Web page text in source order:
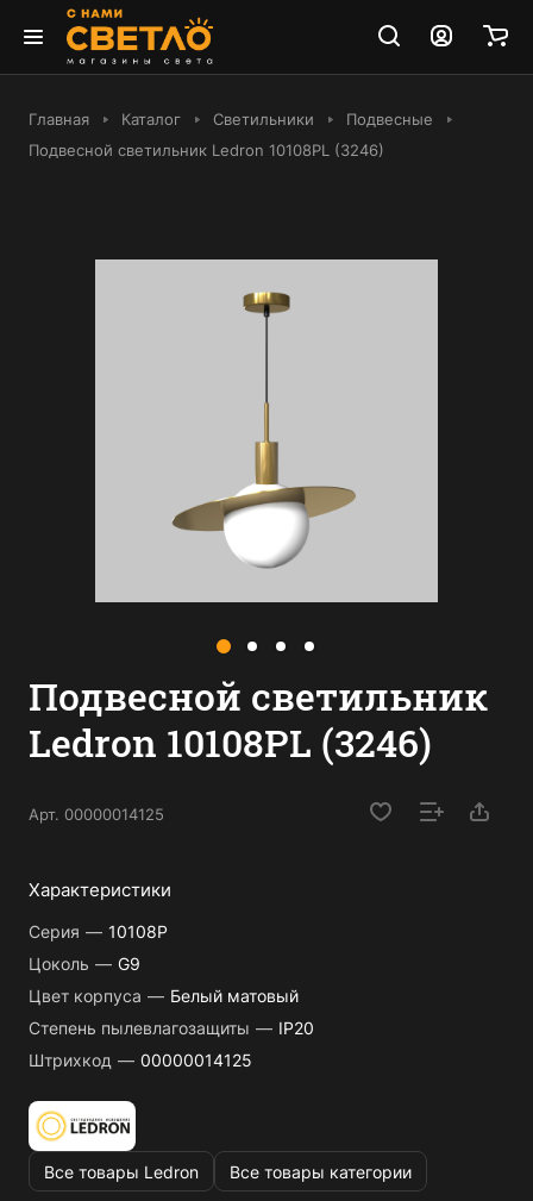
Главная Каталог Светильники
Подвесные
Подвесной светильник Ledron 10108PL (3246)
Подвесной светильник
Ledron 10108PL (3246)
Арт. 00000014125
Характеристики
Серия — 10108P
Цоколь — G9
Цвет корпуса — Белый матовый
Степень пылевлагозащиты — IP20
Штрихкод — 00000014125
Все товары Ledron Все товары категории